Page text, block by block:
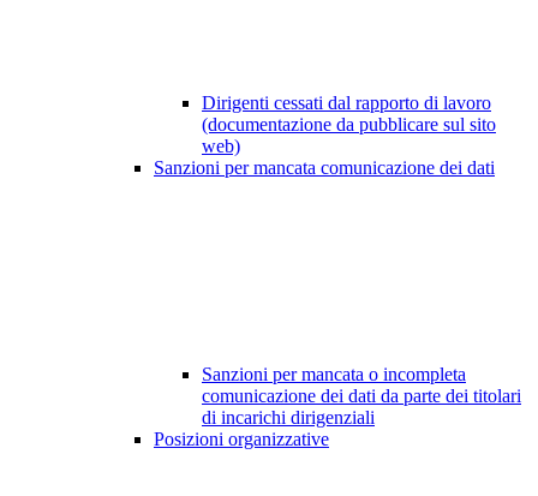
Dirigenti cessati dal rapporto di lavoro
(documentazione da pubblicare sul sito
web)
Sanzioni per mancata comunicazione dei dati
Sanzioni per mancata o incompleta
comunicazione dei dati da parte dei titolari
di incarichi dirigenziali
Posizioni organizzative